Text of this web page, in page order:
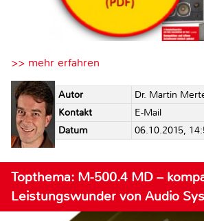
>> mehr erfahren
Autor
Dr. Martin
Kontakt
E-Mail
Datum
06.10.2015,
Topthema: M-500.4 MD –
Leistungswunder von Audio